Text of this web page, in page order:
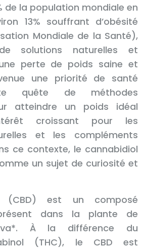
de la population mondiale en
13% souffrant d’obésité
Mondiale de la Santé),
solutions naturelles et
perte de poids saine et
une priorité de santé
quête de méthodes
atteindre un poids idéal
croissant pour les
et les compléments
ce contexte, le cannabidiol
un sujet de curiosité et
(CBD) est un composé
dans la plante de
À la différence du
(THC), le CBD est